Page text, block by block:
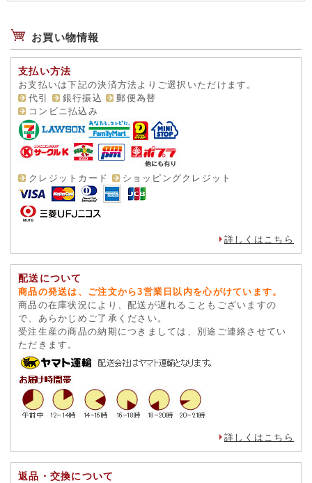
お買い物情報
支払い方法
お支払いは下記の決済方法よりご選択いただけます。
代引
銀行振込
郵便為替
コンビニ払込み
クレジットカード ショッピングクレジット
詳しくはこちら
配送について
商品の発送は、ご注文から3営業日以内を心がけています。
商品の在庫状況により、配送が遅れることもございますの
で、あらかじめご了承ください。
受注生産の商品の納期につきましては、別途ご連絡させてい
ただきます。
詳しくはこちら
返品・交換について